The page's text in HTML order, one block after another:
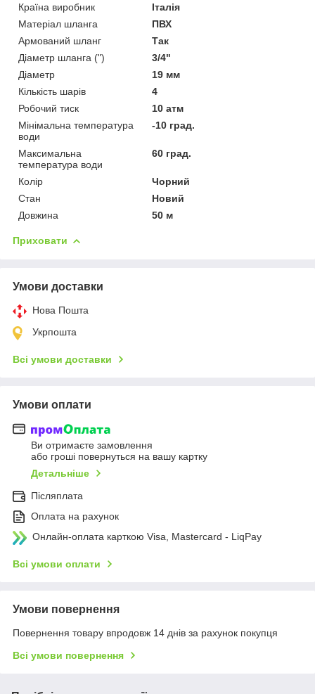
Країна виробник
Італія
Матеріал шланга
ПВХ
Армований шланг
Так
Діаметр шланга (")
3/4"
Діаметр
19 мм
Кількість шарів
4
Робочий тиск
10 атм
Мінімальна температура
води
-10 град.
Максимальна
температура води
60 град.
Колір
Чорний
Стан
Новий
Довжина
50 м
Приховати
Умови доставки
Нова Пошта
Укрпошта
Всі умови доставки
Умови оплати
Ви отримаєте замовлення
або гроші повернуться на вашу картку
Детальніше
Післяплата
Оплата на рахунок
Онлайн-оплата карткою Visa, Mastercard - LiqPay
Всі умови оплати
Умови повернення
Повернення товару впродовж 14 днів за рахунок покупця
Всі умови повернення